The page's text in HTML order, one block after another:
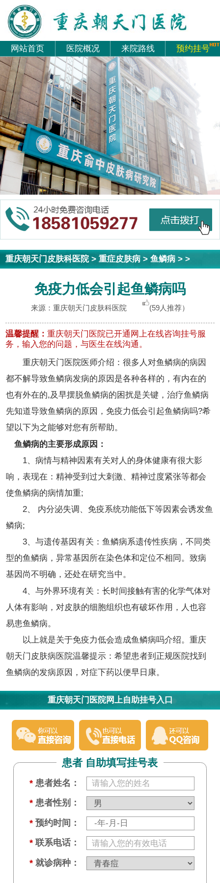
网站首页 医院概况 来院路线 预约挂号
重庆朝天门皮肤科医院>重症皮肤病 >鱼鳞病 > >
免疫力低会引起鱼鳞病吗
来源：重庆朝天门皮肤科医院 (59人推荐）
温馨提醒：重庆朝天门医院已开通网上在线咨询挂号服
务，输入您的问题，与医生在线沟通。
重庆朝天门医院医师介绍：很多人对鱼鳞病的病因
都不解导致鱼鳞病发病的原因是各种各样的，有内在的
也有外在的,及早摆脱鱼鳞病的困扰是关键，治疗鱼鳞病
先知道导致鱼鳞病的原因，免疫力低会引起鱼鳞病吗?希
望以下为之能够对您有所帮助。
鱼鳞病的主要形成原因：
1、病情与精神因素有关对人的身体健康有很大影
响，表现在：精神受到过大刺激、精神过度紧张等都会
使鱼鳞病的病情加重;
2、 内分泌失调、免疫系统功能低下等因素会诱发鱼
鳞病;
3、与遗传基因有关：鱼鳞病系遗传性疾病，不同类
型的鱼鳞病，异常基因所在染色体和定位不相同。致病
基因尚不明确，还处在研究当中。
4、与外界环境有关：长时间接触有害的化学气体对
人体有影响，对皮肤的细胞组织也有破坏作用，人也容
易患鱼鳞病。
以上就是关于免疫力低会造成鱼鳞病吗介绍。重庆
朝天门皮肤病医院温馨提示：希望患者到正规医院找到
鱼鳞病的发病原因，对症下药以便早日康。
重庆朝天门医院网上自助挂号入口
患者 自助填写挂号表
* 患者姓名：
* 患者性别：
* 预约时间：
* 联系电话：
* 就诊病种：